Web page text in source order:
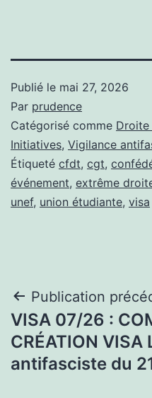
Publié le mai 27, 2026
Par prudence
Catégorisé comme
Initiatives, Vigilance
Étiqueté cfdt, cgt,
événement, extrême
unef, union étudiante, visa
Navigation
de
l’article
Publication
VISA 07/26 :
CRÉATION VISA
antifasciste du